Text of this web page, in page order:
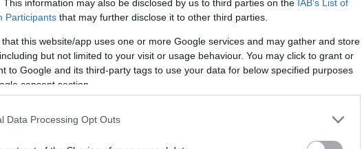
This information may also be disclosed by us to third parties on the IAB’s List of
Participants that may further disclose it to other third parties.
that this website/app uses one or more Google services and may gather and store
but not limited to your visit or usage behaviour. You may click to grant or
to Google and its third-party tags to use your data for below specified purposes
consent section.
Data Processing Opt Outs